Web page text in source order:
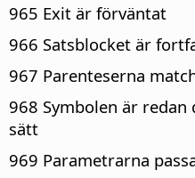
965 Exit är förväntat
966 Satsblocket är
967 Parenteserna
968 Symbolen är
sätt
969 Parametrarna